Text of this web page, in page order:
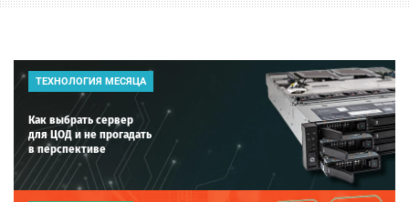
ТЕХНОЛОГИЯ МЕСЯЦА
Как выбрать сервер
для ЦОД и не прогадать
в перспективе